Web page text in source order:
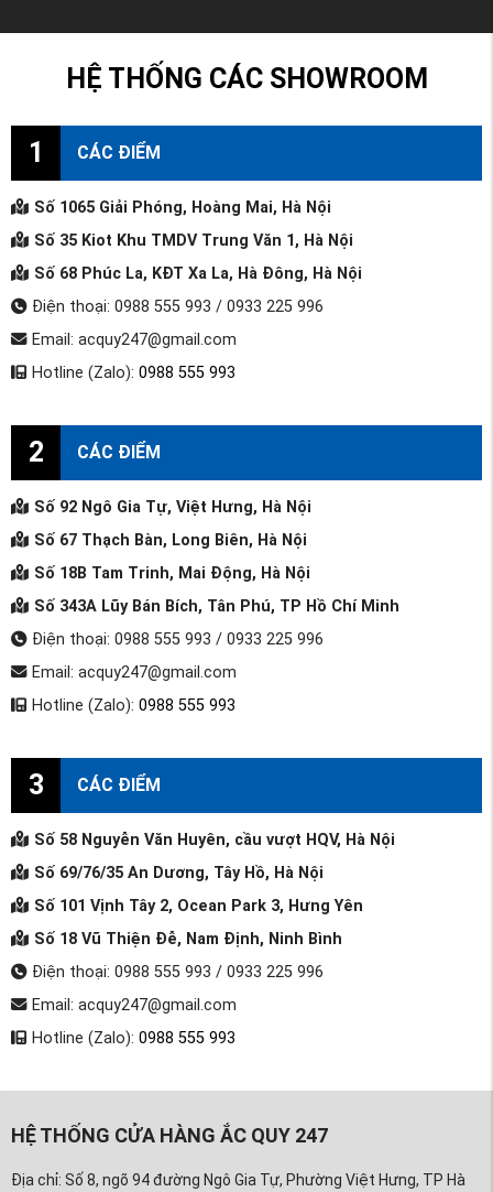
HỆ THỐNG CÁC SHOWROOM
1 CÁC ĐIỂM
Số 1065 Giải Phóng, Hoàng Mai, Hà Nội
Số 35 Kiot Khu TMDV Trung Văn 1, Hà Nội
Số 68 Phúc La, KĐT Xa La, Hà Đông, Hà Nội
Điện thoại: 0988 555 993 / 0933 225 996
Email: acquy247@gmail.com
Hotline (Zalo): 0988 555 993
2 CÁC ĐIỂM
Số 92 Ngô Gia Tự, Việt Hưng, Hà Nội
Số 67 Thạch Bàn, Long Biên, Hà Nội
Số 18B Tam Trinh, Mai Động, Hà Nội
Số 343A Lũy Bán Bích, Tân Phú, TP Hồ Chí Minh
Điện thoại: 0988 555 993 / 0933 225 996
Email: acquy247@gmail.com
Hotline (Zalo): 0988 555 993
3 CÁC ĐIỂM
Số 58 Nguyễn Văn Huyên, cầu vượt HQV, Hà Nội
Số 69/76/35 An Dương, Tây Hồ, Hà Nội
Số 101 Vịnh Tây 2, Ocean Park 3, Hưng Yên
Số 18 Vũ Thiện Đễ, Nam Định, Ninh Bình
Điện thoại: 0988 555 993 / 0933 225 996
Email: acquy247@gmail.com
Hotline (Zalo): 0988 555 993
HỆ THỐNG CỬA HÀNG ẮC QUY 247
Địa chỉ: Số 8, ngõ 94 đường Ngô Gia Tự, Phường Việt Hưng, TP Hà